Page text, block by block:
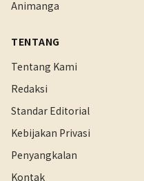
Animanga
TENTANG
Tentang Kami
Redaksi
Standar Editorial
Kebijakan Privasi
Penyangkalan
Kontak